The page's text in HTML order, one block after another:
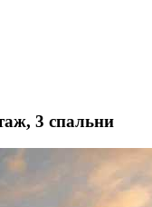
3 спальни